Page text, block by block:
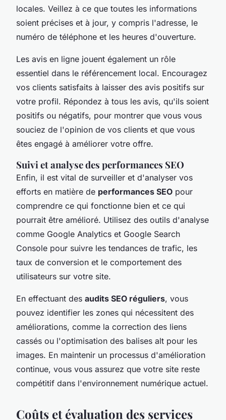
locales. Veillez à ce que toutes les informations
soient précises et à jour, y compris l'adresse, le
numéro de téléphone et les heures d'ouverture.
Les avis en ligne jouent également un rôle
essentiel dans le référencement local. Encouragez
vos clients satisfaits à laisser des avis positifs sur
votre profil. Répondez à tous les avis, qu'ils soient
positifs ou négatifs, pour montrer que vous vous
souciez de l'opinion de vos clients et que vous
êtes engagé à améliorer votre offre.
Suivi et analyse des performances SEO
Enfin, il est vital de surveiller et d'analyser vos
efforts en matière de performances SEO pour
comprendre ce qui fonctionne bien et ce qui
pourrait être amélioré. Utilisez des outils d'analyse
comme Google Analytics et Google Search
Console pour suivre les tendances de trafic, les
taux de conversion et le comportement des
utilisateurs sur votre site.
En effectuant des audits SEO réguliers, vous
pouvez identifier les zones qui nécessitent des
améliorations, comme la correction des liens
cassés ou l'optimisation des balises alt pour les
images. En maintenir un processus d'amélioration
continue, vous vous assurez que votre site reste
compétitif dans l'environnement numérique actuel.
Coûts et évaluation des services